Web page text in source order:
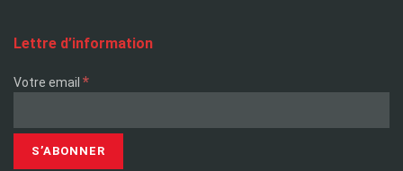
Lettre d’information
Votre email *